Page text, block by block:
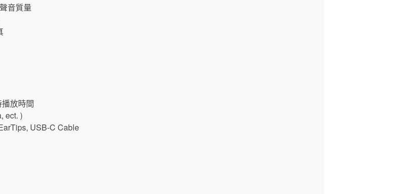
音質量
放時間
ect. )
USB-C Cable